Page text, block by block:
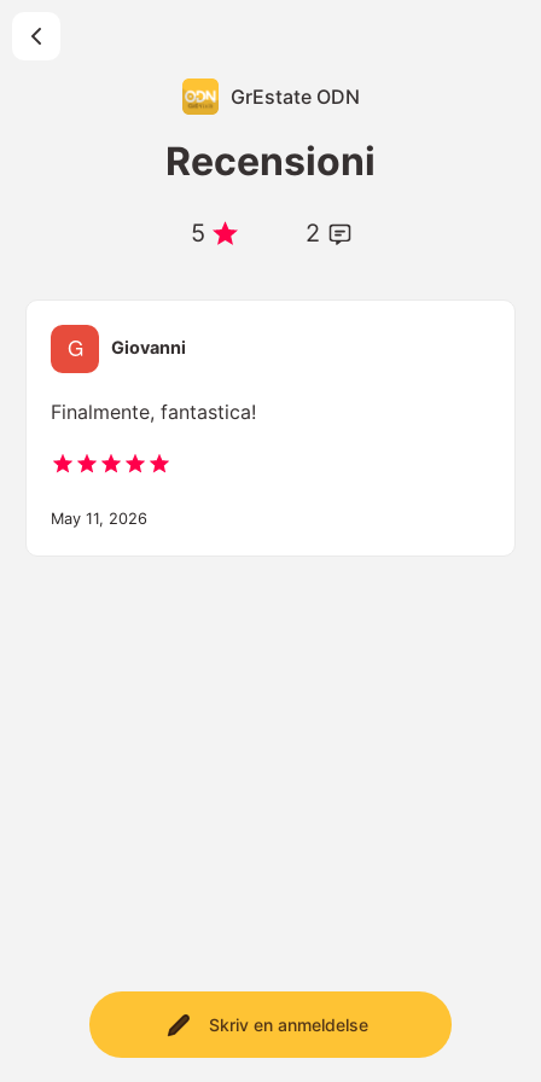
GrEstate ODN
Recensioni
5 2
Skriv en anmeldelse
Giovanni
Finalmente, fantastica!
May 11, 2026